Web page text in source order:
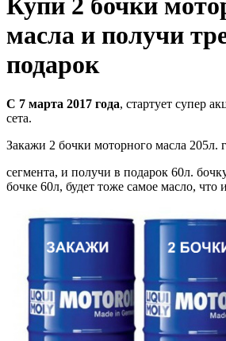
Купи 2 бочки
масла и получи
подарок
С 7 марта 2017 года, стартует супер
сета.
Закажи 2 бочки моторного масла 205л.
сегмента, и получи в подарок 60л.
бочке 60л, будет тоже самое масло, что